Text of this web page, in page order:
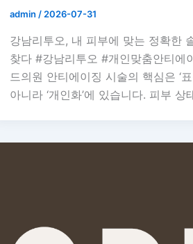
admin/2026-07-31
강남리투오, 내 피부에 맞는 정확한
찾다 #강남리투오 #개인맞춤안티에
드의원 안티에이징 시술의 핵심은 ‘표
아니라 ‘개인화’에 있습니다. 피부 상